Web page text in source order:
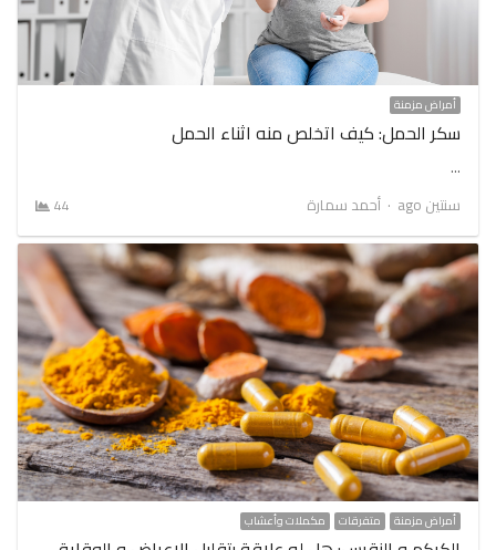
أمراض مزمنة
سكر الحمل: كيف اتخلص منه اثناء الحمل
…
سنتين ago
Author
أحمد سمارة 44
أمراض مزمنة متفرقات مكملات وأعشاب